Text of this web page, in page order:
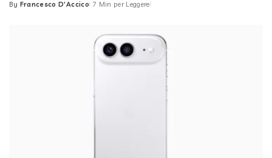
Posted
By Francesco D'Accico 7 Min per Leggere